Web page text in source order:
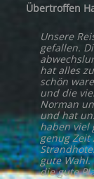
Übertroffen
Unsere
gefallen.
hat alles
schön
und die
Norman
und hat
haben viel
genug Zeit
gute Wahl.
die gute